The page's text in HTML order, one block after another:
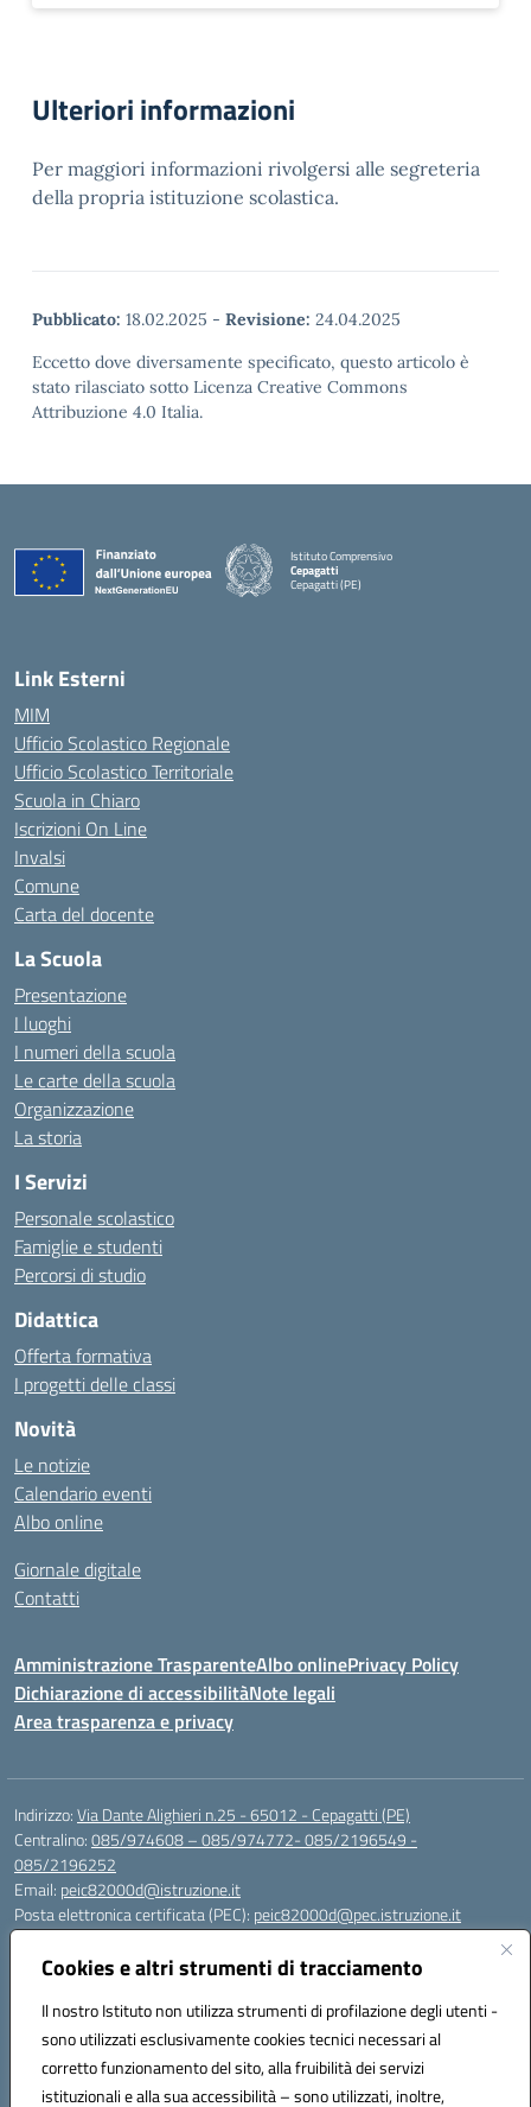
Cookies e altri strumenti di tracciamento
Il nostro Istituto non utilizza strumenti di profilazione degli utenti -
sono utilizzati esclusivamente cookies tecnici necessari al
corretto funzionamento del sito, alla fruibilità dei servizi
istituzionali e alla sua accessibilità – sono utilizzati, inoltre,
Ulteriori informazioni
Per maggiori informazioni rivolgersi alle segreteria
della propria istituzione scolastica.
Pubblicato: 18.02.2025 - Revisione: 24.04.2025
Eccetto dove diversamente specificato, questo articolo è
stato rilasciato sotto Licenza Creative Commons
Attribuzione 4.0 Italia.
Istituto Comprensivo
Cepagatti
Cepagatti (PE)
— Visita la pagina iniziale della scuola
Link Esterni
MIM
Ufficio Scolastico Regionale
Ufficio Scolastico Territoriale
Scuola in Chiaro
Iscrizioni On Line
Invalsi
Comune
Carta del docente
La Scuola
Presentazione
I luoghi
I numeri della scuola
Le carte della scuola
Organizzazione
La storia
I Servizi
Personale scolastico
Famiglie e studenti
Percorsi di studio
Didattica
Offerta formativa
I progetti delle classi
Novità
Le notizie
Calendario eventi
Albo online
Giornale digitale
Contatti
Amministrazione TrasparenteAlbo onlinePrivacy Policy
Dichiarazione di accessibilitàNote legali
Area trasparenza e privacy
Indirizzo:Via Dante Alighieri n.25 - 65012 - Cepagatti (PE)
Centralino:085/974608 – 085/974772- 085/2196549 -
085/2196252
Email: peic82000d@istruzione.it
Posta elettronica certificata (PEC): peic82000d@pec.istruzione.it
Codice fiscale: 91100590685
Codice meccanografico: PEIC82000D
Codice Indice delle Pubbliche Amministrazioni (IPA): istsc_peic82000d
Codice unico di fatturazione (CUF): UFYS5I
Sede provvisoria dell'Istituto Comprensivo Cepagatti
Via Elsa Morante, 12 - 65012 - Villareia (PE)